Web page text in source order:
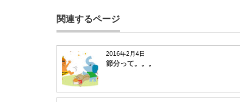
関連するページ
2016年2月4日
節分って。。。